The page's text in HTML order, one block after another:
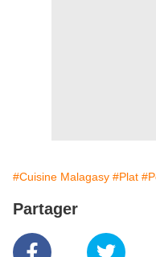
#Cuisine Malagasy #Plat
Partager